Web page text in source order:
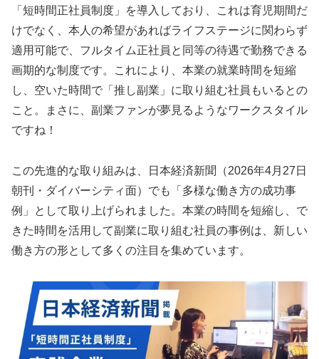
「短時間正社員制度」を導入しており、これは育児期間だ
けでなく、本人の希望があればライフステージに関わらず
適用可能で、フルタイム正社員と同等の待遇で勤務できる
画期的な制度です。これにより、本業の就業時間を短縮
し、空いた時間で「推し副業」に取り組む社員もいるとの
こと。まさに、副業ファンが夢見るようなワークスタイル
ですね！
この先進的な取り組みは、日本経済新聞（2026年4月27日
朝刊・ダイバーシティ面）でも「多様な働き方の成功事
例」として取り上げられました。本業の時間を短縮し、で
きた時間を活用して副業に取り組む社員の事例は、新しい
働き方の形として多くの注目を集めています。